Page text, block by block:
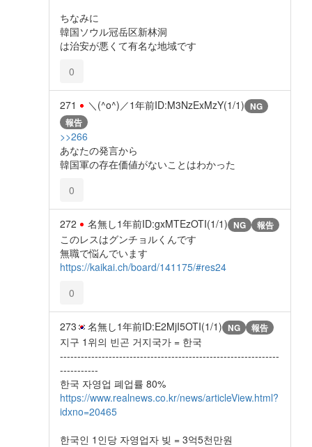
ちなみに
韓国ソウル冠岳区新林洞
は治安が悪くて有名な地域です
0
271 ＼(^o^)／1年前ID:M3NzExMzY(1/1) NG
報告
>>266
あなたの発言から
韓国軍の存在価値がないことはわかった
0
272 名無し1年前ID:gxMTEzOTI(1/1) NG 報告
このレスはグンチョルくんです
無職で悩んでいます
https://kaikai.ch/board/141175/#res24
0
273 名無し1年前ID:E2MjI5OTI(1/1) NG 報告
지구 1위의 빈곤 거지국가 = 한국
---------------------------------------------------------------
-----------
한국 자영업 폐업률 80%
https://www.realnews.co.kr/news/articleView.html?
idxno=20465
한국인 1인당 자영업자 빚 = 3억5천만원